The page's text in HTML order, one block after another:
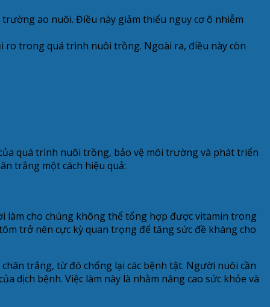
ao nuôi. Điều này giảm thiểu nguy cơ ô nhiễm
trong quá trình nuôi trồng. Ngoài ra, điều này còn
quá trình nuôi trồng, bảo vệ môi trường và phát triển
trắng một cách hiệu quả:
làm cho chúng không thể tổng hợp được vitamin trong
trở nên cực kỳ quan trọng để tăng sức đề kháng cho
trắng, từ đó chống lại các bệnh tật. Người nuôi cần
dịch bệnh. Việc làm này là nhằm nâng cao sức khỏe và